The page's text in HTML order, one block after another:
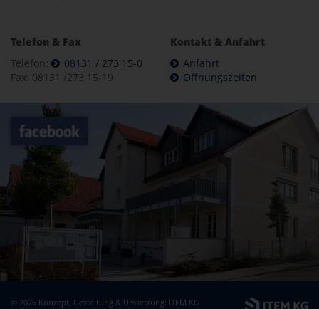
Telefon & Fax
Telefon:
08131 / 273 15-0
Fax: 08131 /273 15-19
Kontakt & Anfahrt
Anfahrt
Öffnungszeiten
© 2026 Konzept, Gestaltung & Umsetzung: ITEM KG